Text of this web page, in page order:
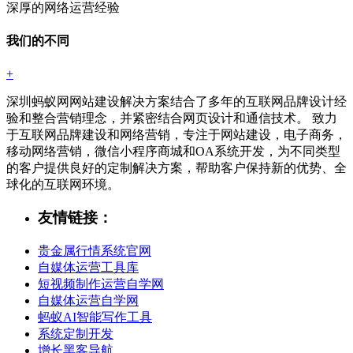
深厚的网络运营经验
我们的不同
+
深圳蚂蚁网网站建设解决方案结合了多年的互联网品牌设计经
验和整合营销理念，并紧密结合网页设计和通信技术。 致力
于互联网品牌建设和网络营销，专注于网站建设，电子商务，
移动网络营销，微信小程序商城和OA系统开发，为不同类型
的客户提供良好的定制解决方案，帮助客户保持新的优势、全
球化的互联网环境。
友情链接：
贵金属行情系统官网
自媒体运营工具库
短视频制作运营自学网
自媒体运营自学网
蚂蚁AI智能写作工具
系统定制开发